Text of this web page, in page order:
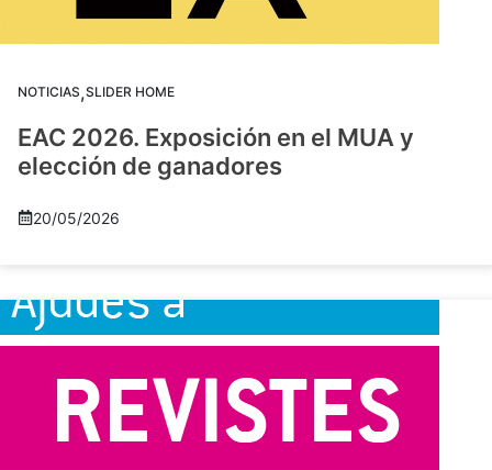
NOTICIAS,SLIDER HOME
EAC 2026. Exposición en el MUA y
elección de ganadores
20/05/2026